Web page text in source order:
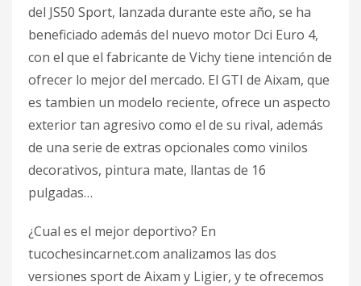
del JS50 Sport, lanzada durante este año, se ha
beneficiado además del nuevo motor Dci Euro 4,
con el que el fabricante de Vichy tiene intención de
ofrecer lo mejor del mercado. El GTI de Aixam, que
es tambien un modelo reciente, ofrece un aspecto
exterior tan agresivo como el de su rival, además
de una serie de extras opcionales como vinilos
decorativos, pintura mate, llantas de 16
pulgadas…
¿Cual es el mejor deportivo? En
tucochesincarnet.com analizamos las dos
versiones sport de Aixam y Ligier, y te ofrecemos